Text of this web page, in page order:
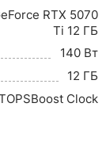
RTX 5070
Ti 12 ГБ
140 Вт
12 ГБ
Clock